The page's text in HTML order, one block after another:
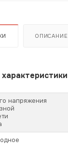
ОПИСАНИЕ
напряжения